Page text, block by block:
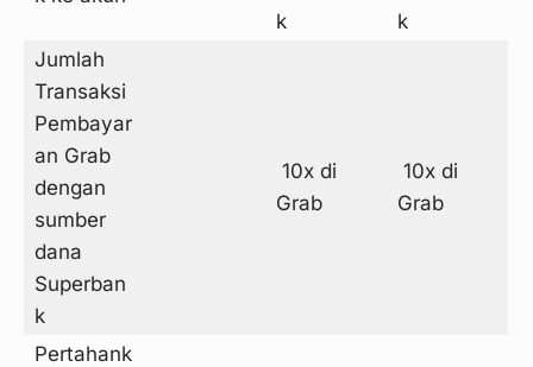
Jumlah
Transaksi
Pembayar
an Grab
dengan
sumber
dana
Superban
k
10x di
Grab
10x di
Grab
Pertahank